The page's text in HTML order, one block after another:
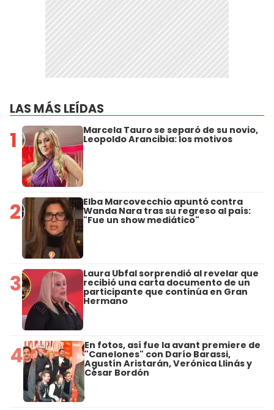
LAS MÁS LEÍDAS
1 Marcela Tauro se separó de su novio,
Leopoldo Arancibia: los motivos
2 Elba Marcovecchio apuntó contra
Wanda Nara tras su regreso al país:
"Fue un show mediático"
3 Laura Ubfal sorprendió al revelar que
recibió una carta documento de un
participante que continúa en Gran
Hermano
4 En fotos, así fue la avant premiere de
"Canelones" con Darío Barassi,
Agustín Aristarán, Verónica Llinás y
César Bordón